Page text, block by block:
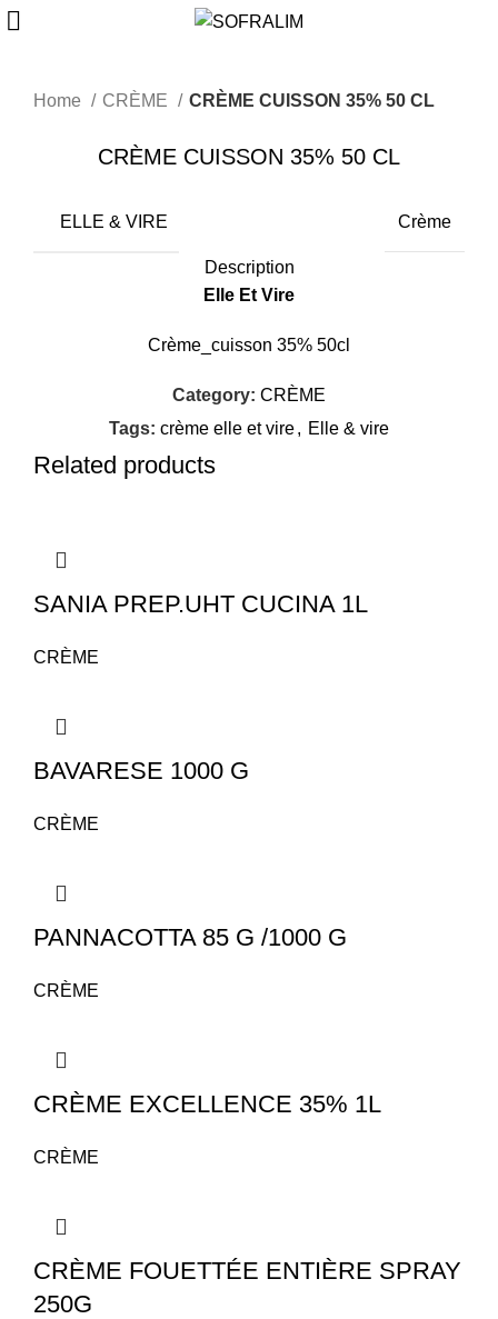
Home CRÈME CRÈME CUISSON 35% 50 CL
CRÈME CUISSON 35% 50 CL
ELLE & VIRE Crème
Description
Elle Et Vire
Crème_cuisson 35% 50cl
Category: CRÈME
Tags: crème elle et vire, Elle & vire
Related products
SANIA PREP.UHT CUCINA 1L
CRÈME
BAVARESE 1000 G
CRÈME
PANNACOTTA 85 G /1000 G
CRÈME
CRÈME EXCELLENCE 35% 1L
CRÈME
CRÈME FOUETTÉE ENTIÈRE SPRAY
250G